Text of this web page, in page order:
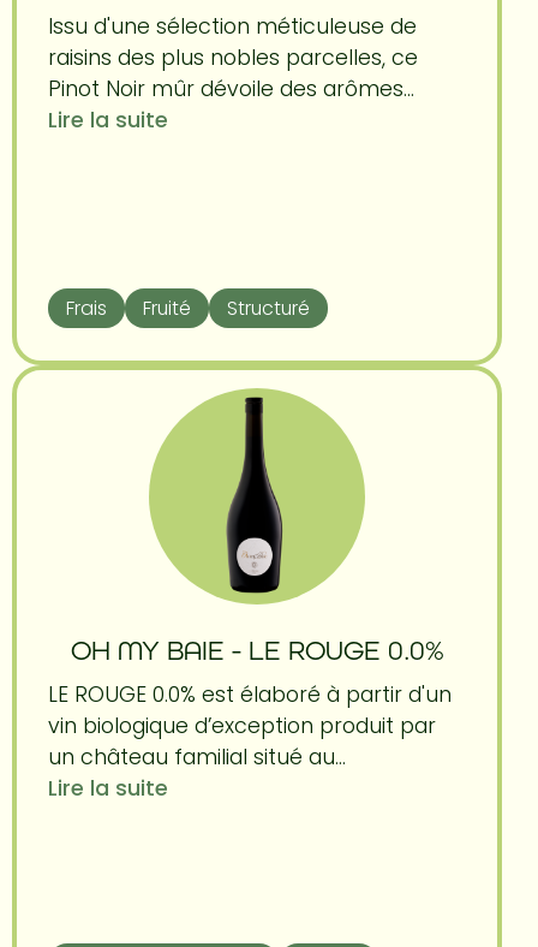
Issu d'une sélection méticuleuse de
raisins des plus nobles parcelles, ce
Pinot Noir mûr dévoile des arômes...
Lire la suite
Frais Fruité Structuré
OH MY BAIE - LE ROUGE 0.0%
LE ROUGE 0.0% est élaboré à partir d'un
vin biologique d’exception produit par
un château familial situé au...
Lire la suite